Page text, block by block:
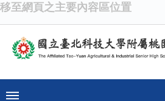
移至網頁之主要內容區位置